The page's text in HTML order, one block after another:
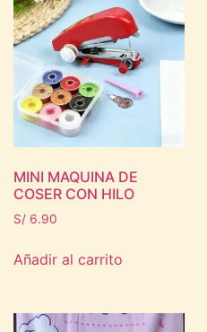
MINI MAQUINA DE
COSER CON HILO
S/6.90
Añadir al carrito